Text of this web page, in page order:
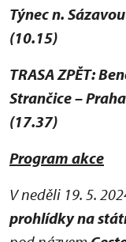
Týnec n.
(10.15)
TRASA ZPĚT:
Strančice –
(17.37)
Program akce
V neděli 19. 5.
prohlídky na